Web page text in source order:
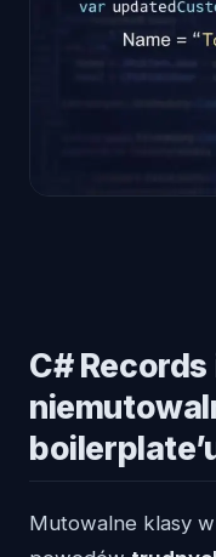
C#
Mutowalne klasy